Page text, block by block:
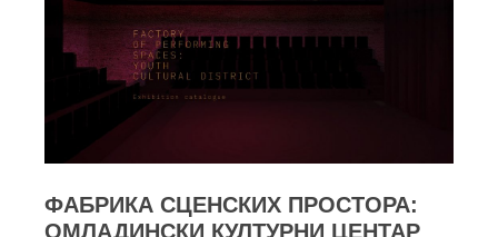
ФАБРИКА СЦЕНСКИХ ПРОСТОРА:
ОМЛАДИНСКИ КУЛТУРНИ ЦЕНТАР